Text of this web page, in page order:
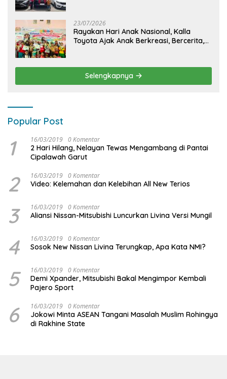
23/07/2026
Rayakan Hari Anak Nasional, Kalla
Toyota Ajak Anak Berkreasi, Bercerita,
Selengkapnya
Popular Post
1 16/03/2019 0 Komentar
2 Hari Hilang, Nelayan Tewas Mengambang di Pantai
Cipalawah Garut
2 16/03/2019 0 Komentar
Video: Kelemahan dan Kelebihan All New Terios
3 16/03/2019 0 Komentar
Aliansi Nissan-Mitsubishi Luncurkan Livina Versi Mungil
4 16/03/2019 0 Komentar
Sosok New Nissan Livina Terungkap, Apa Kata NMI?
5 16/03/2019 0 Komentar
Demi Xpander, Mitsubishi Bakal Mengimpor Kembali
Pajero Sport
6 16/03/2019 0 Komentar
Jokowi Minta ASEAN Tangani Masalah Muslim Rohingya
di Rakhine State